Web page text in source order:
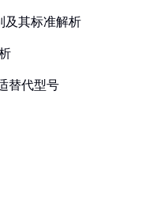
及其标准解析
替代型号